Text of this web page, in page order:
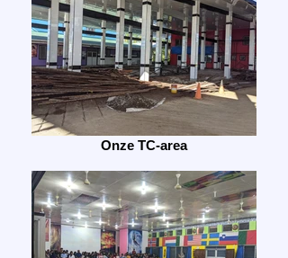
Onze TC-area